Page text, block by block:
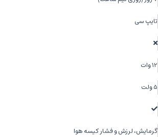
تایپ سی
12 وات
5 ولت
گرمایش، لرزش و فشار کیسه هوا